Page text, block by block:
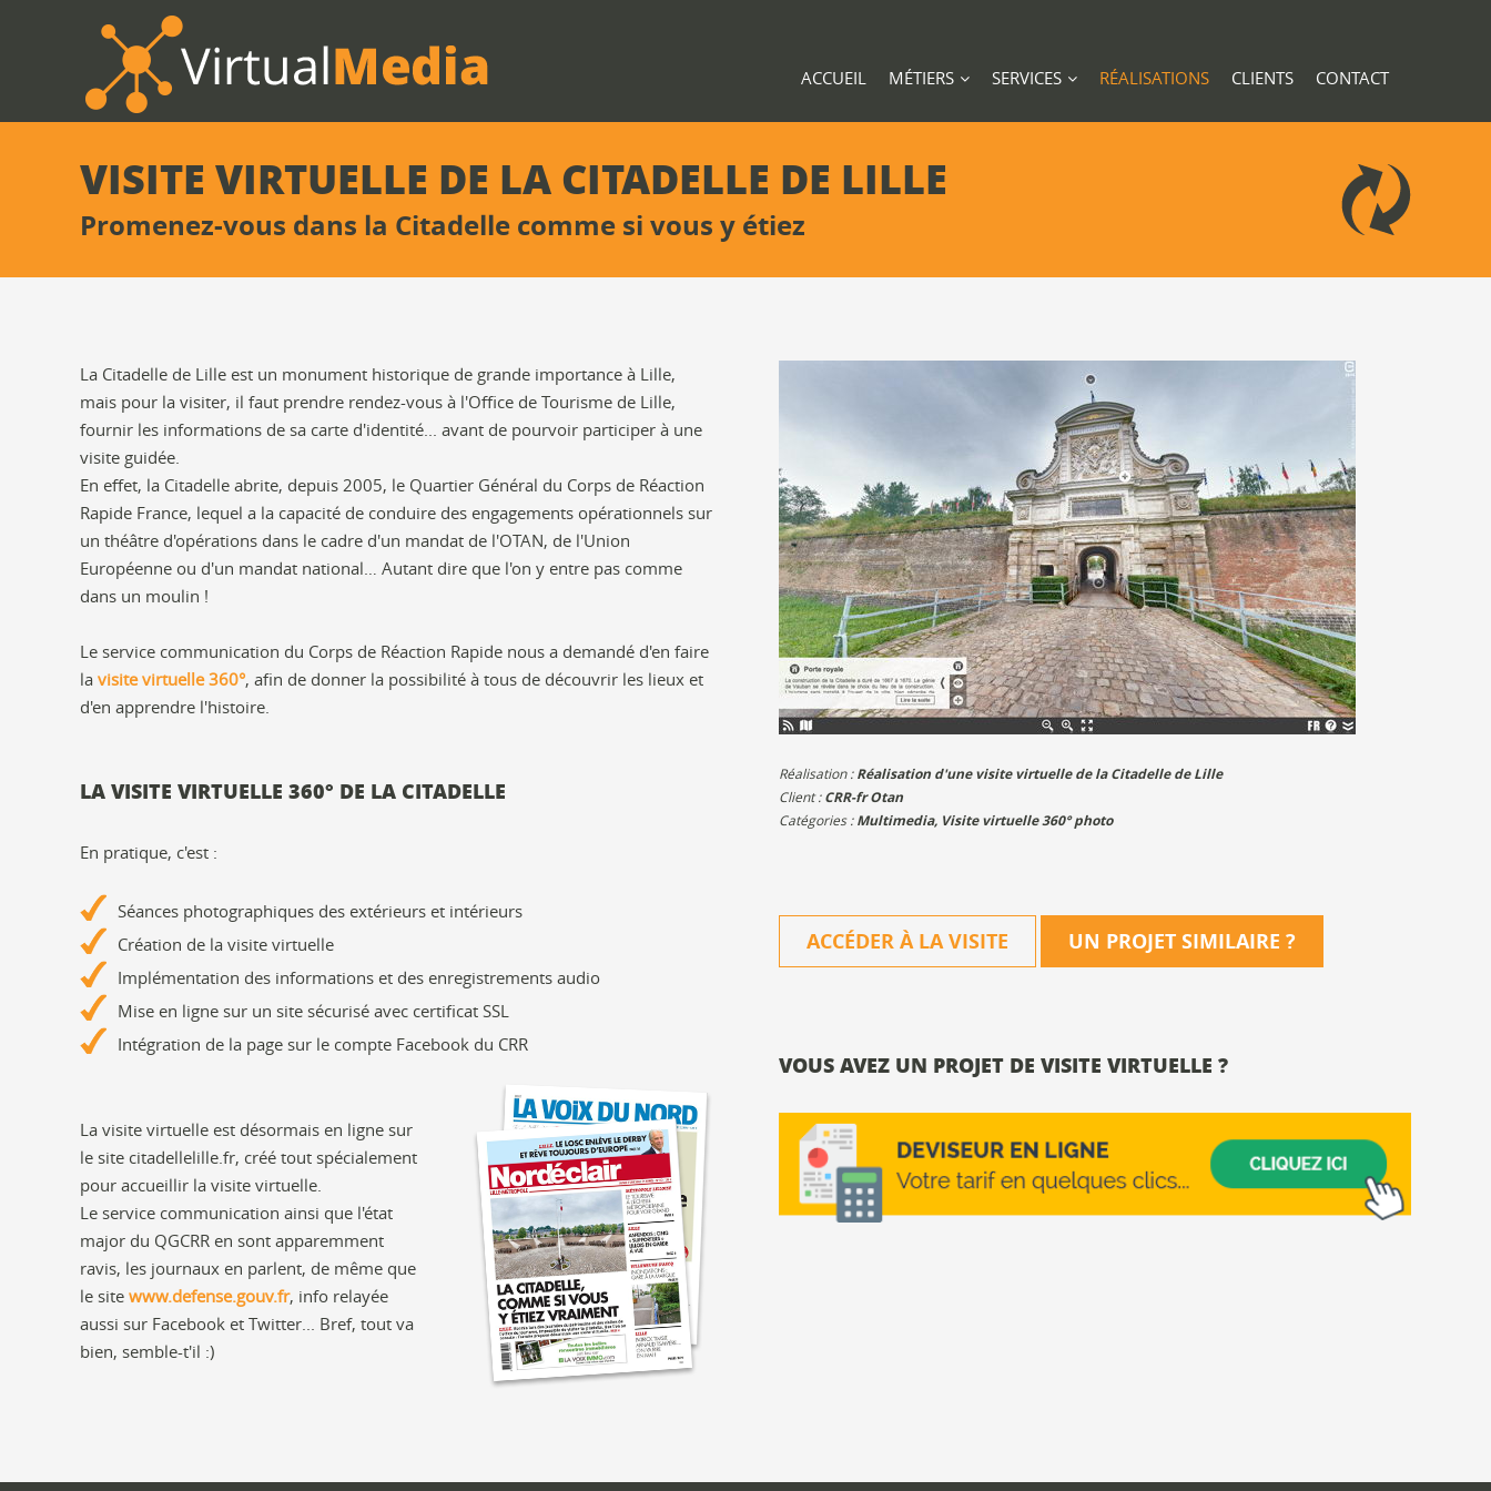
ACCUEIL MÉTIERS SERVICES RÉALISATIONS CLIENTS CONTACT
VISITE VIRTUELLE DE LA CITADELLE DE LILLE
Promenez-vous dans la Citadelle comme si vous y étiez
La Citadelle de Lille est un monument historique de grande importance à Lille,
mais pour la visiter, il faut prendre rendez-vous à l'Office de Tourisme de Lille,
fournir les informations de sa carte d'identité... avant de pourvoir participer à une
visite guidée.
En effet, la Citadelle abrite, depuis 2005, le Quartier Général du Corps de Réaction
Rapide France, lequel a la capacité de conduire des engagements opérationnels sur
un théâtre d'opérations dans le cadre d'un mandat de l'OTAN, de l'Union
Européenne ou d'un mandat national… Autant dire que l'on y entre pas comme
dans un moulin !
Le service communication du Corps de Réaction Rapide nous a demandé d'en faire
la visite virtuelle 360°, afin de donner la possibilité à tous de découvrir les lieux et
d'en apprendre l'histoire.
LA VISITE VIRTUELLE 360° DE LA CITADELLE
En pratique, c'est :
Séances photographiques des extérieurs et intérieurs
Création de la visite virtuelle
Implémentation des informations et des enregistrements audio
Mise en ligne sur un site sécurisé avec certificat SSL
Intégration de la page sur le compte Facebook du CRR
La visite virtuelle est désormais en ligne sur
le site citadellelille.fr, créé tout spécialement
pour accueillir la visite virtuelle.
Le service communication ainsi que l'état
major du QGCRR en sont apparemment
ravis, les journaux en parlent, de même que
le site www.defense.gouv.fr, info relayée
aussi sur Facebook et Twitter... Bref, tout va
bien, semble-t'il :)
Réalisation :Réalisation d'une visite virtuelle de la Citadelle de Lille
Client :CRR-fr Otan
Catégories :Multimedia, Visite virtuelle 360° photo
ACCÉDER À LA VISITE UN PROJET SIMILAIRE ?
VOUS AVEZ UN PROJET DE VISITE VIRTUELLE ?